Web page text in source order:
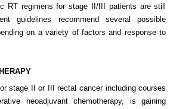
RT regimens for stage II/III patients are still
guidelines recommend several possible
on a variety of factors and response to
stage II or III rectal cancer including courses
neoadjuvant chemotherapy, is gaining